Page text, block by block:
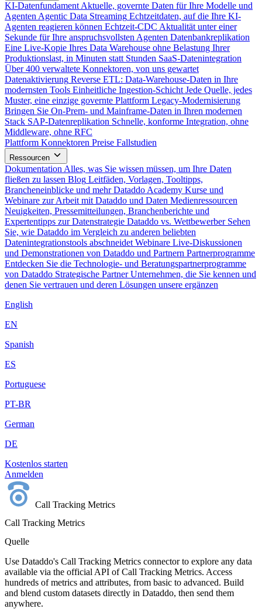
KI-Datenfundament Aktuelle, governte Daten für Ihre Modelle und
Agenten Agentic Data Streaming Echtzeitdaten, auf die Ihre KI-
Agenten reagieren können Echtzeit-CDC Aktualität unter einer
Sekunde für Ihre anspruchsvollsten Agenten Datenbankreplikation
Eine Live-Kopie Ihres Data Warehouse ohne Belastung Ihrer
Produktionslast, in Minuten statt Stunden SaaS-Datenintegration
Über 400 verwaltete Konnektoren, von uns gewartet
Datenaktivierung Reverse ETL: Data-Warehouse-Daten in Ihre
modernsten Tools Einheitliche Ingestion-Schicht Jede Quelle, jedes
Muster, eine einzige governte Plattform Legacy-Modernisierung
Bringen Sie On-Prem- und Mainframe-Daten in Ihren modernen
Stack SAP-Datenreplikation Schnelle, konforme Integration, ohne
Middleware, ohne RFC
Plattform Konnektoren Preise Fallstudien
Ressourcen
Dokumentation Alles, was Sie wissen müssen, um Ihre Daten
fließen zu lassen Blog Leitfäden, Vorlagen, Tooltipps,
Brancheneinblicke und mehr Dataddo Academy Kurse und
Webinare zur Arbeit mit Dataddo und Daten Medienressourcen
Neuigkeiten, Pressemitteilungen, Branchenberichte und
Expertentipps zur Datenstrategie Dataddo vs. Wettbewerber Sehen
Sie, wie Dataddo im Vergleich zu anderen beliebten
Datenintegrationstools abschneidet Webinare Live-Diskussionen
und Demonstrationen von Dataddo und Partnern Partnerprogramme
Entdecken Sie die Technologie- und Beratungspartnerprogramme
von Dataddo Strategische Partner Unternehmen, die Sie kennen und
denen Sie vertrauen und deren Lösungen unsere ergänzen
English
EN
Spanish
ES
Portuguese
PT-BR
German
DE
Kostenlos starten
Anmelden
Call Tracking Metrics
Call Tracking Metrics
Quelle
Use Dataddo's Call Tracking Metrics connector to explore any data
available via the official API of Call Tracking Metrics. Access
hundreds of metrics and attributes, from basic to advanced. Build
and blend custom datasets directly in Dataddo, then send them
anywhere.